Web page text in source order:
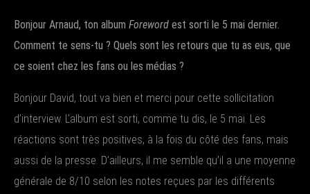
Bonjour Arnaud, ton album Foreword est sorti le 5 mai dernier.
Comment te sens-tu ? Quels sont les retours que tu as eus, que
ce soient chez les fans ou les médias ?
Bonjour David, tout va bien et merci pour cette sollicitation
d’interview. L’album est sorti, comme tu dis, le 5 mai. Les
réactions sont très positives, à la fois du côté des fans, mais
aussi de la presse. D’ailleurs, il me semble qu’il a une moyenne
générale de 8/10 selon les notes reçues par les différents